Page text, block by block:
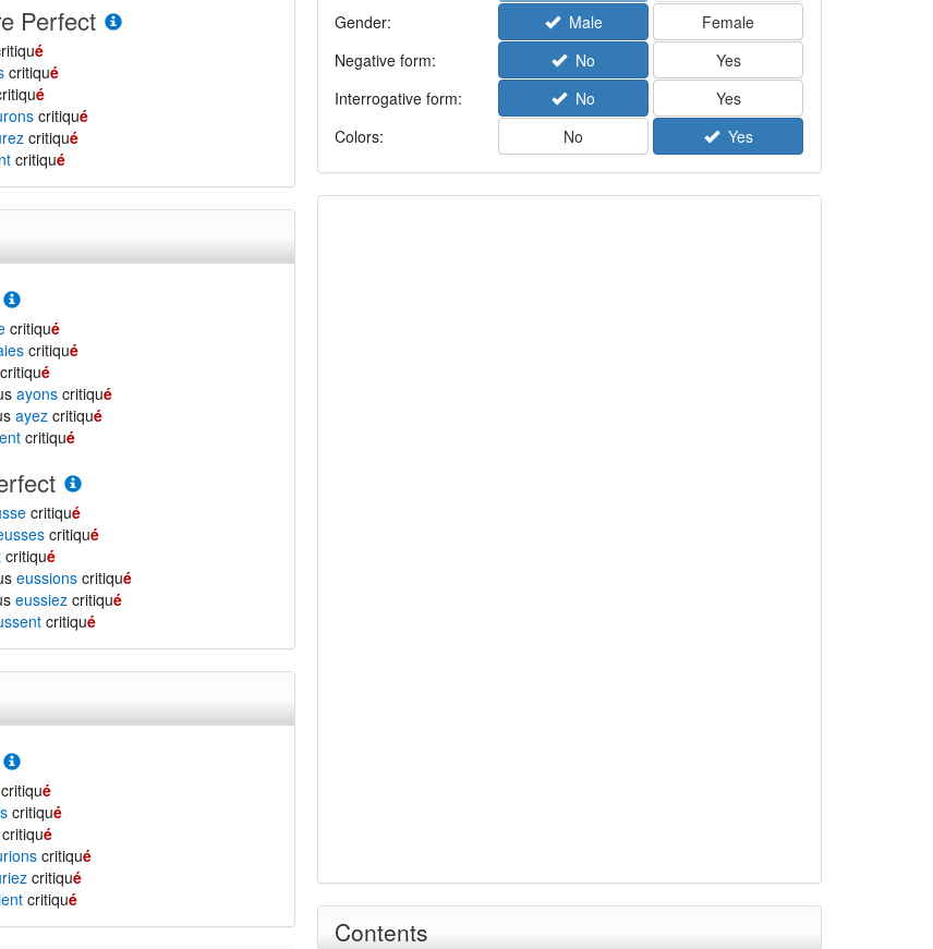
Perfect
é
critiqué
é
critiqué
critiqué
critiqué
critiqué
critiqué
critiqué
ayons critiqué
ayez critiqué
critiqué
critiqué
critiqué
critiqué
eussions critiqué
eussiez critiqué
critiqué
critiqué
critiqué
critiqué
critiqué
critiqué
critiqué
Gender:
Male
Female
Negative form:
No
Yes
Interrogative form:
No
Yes
Colors:
No Yes
Contents